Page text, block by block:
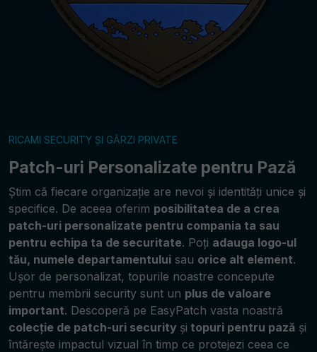
RICAMI SECURITY ȘI GĂRZI PRIVATE
Patch-uri Personalizate pentru Pază
Știm că fiecare organizație are nevoi și identități unice și
specifice. De aceea oferim posibilitatea de a crea
patch-uri personalizate pentru compania ta sau
pentru echipa ta de securitate. Poți adauga logo-ul
tău, numele departamentului sau orice alt element.
Ușor de personalizat, topurile noastre concepute
pentru membrii security sunt un plus de valoare
important. Descoperă pe EasyPatch vasta noastră
colecție de patch-uri security și topuri pentru pază și
întărește impactul vizual în timp ce protejezi ceea ce